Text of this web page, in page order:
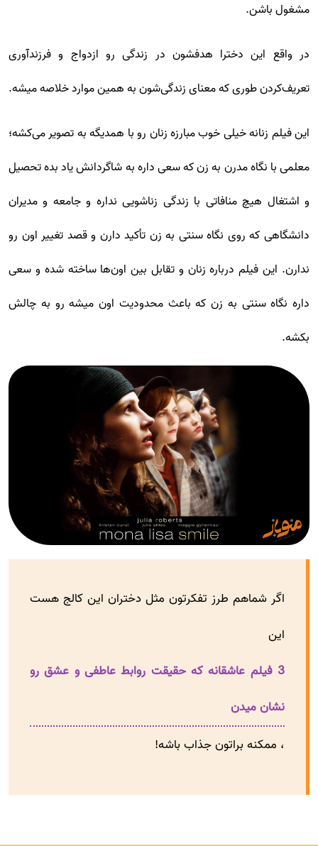
مشغول باشن.
در واقع این دخترا هدفشون در زندگی رو ازدواج و فرزندآوری
تعریف‌کردن طوری که معنای زندگی‌شون به همین موارد خلاصه میشه.
این فیلم زنانه خیلی خوب مبارزه زنان رو با همدیگه به تصویر می‌کشه؛
معلمی با نگاه مدرن به زن که سعی داره به شاگردانش یاد بده تحصیل
و اشتغال هیچ منافاتی با زندگی زناشویی نداره و جامعه و مدیران
دانشگاهی که روی نگاه سنتی به زن تأکید دارن و قصد تغییر اون رو
ندارن. این فیلم درباره زنان و تقابل بین اون‌ها ساخته شده و سعی
داره نگاه سنتی به زن که باعث محدودیت اون میشه رو به چالش
بکشه.
اگر شماهم طرز تفکرتون مثل دختران این کالج هست
این
3 فیلم عاشقانه که حقیقت روابط عاطفی و عشق رو
نشان میدن
، ممکنه براتون جذاب باشه!